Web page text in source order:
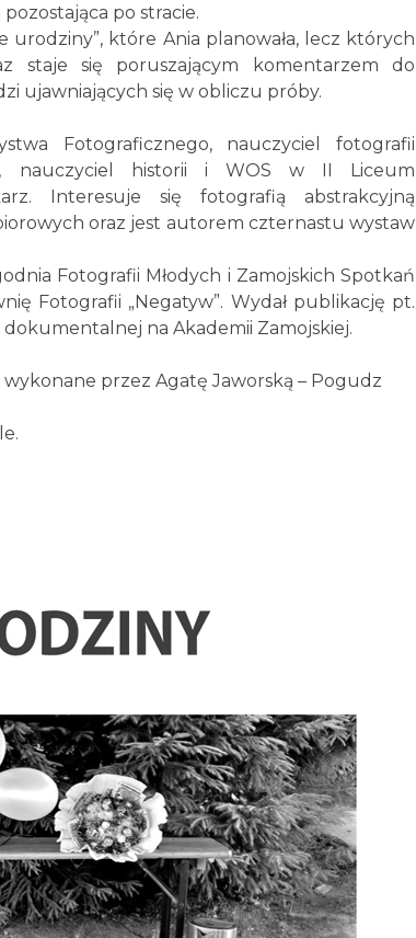
po stracie.
urodziny”, które Ania planowała, lecz których
staje się poruszającym komentarzem do
ujawniających się w obliczu próby.
Fotograficznego, nauczyciel fotografii
nauczyciel historii i WOS w II Liceum
Interesuje się fotografią abstrakcyjną
oraz jest autorem czternastu wystaw
Fotografii Młodych i Zamojskich Spotkań
Fotografii „Negatyw”. Wydał publikację pt.
dokumentalnej na Akademii Zamojskiej.
przez Agatę Jaworską – Pogudz